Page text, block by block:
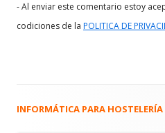
- Al enviar este comentario estoy
codiciones de la POLITICA DE
Barra
INFORMÁTICA PARA HOSTELERÍA